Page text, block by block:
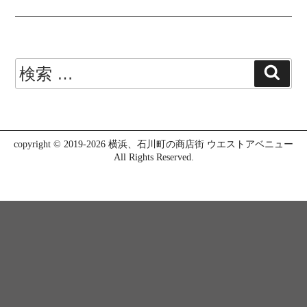
検
索:
索
copyright © 2019-2026 横浜、石川町の商店街 ウエストアベニュー
All Rights Reserved.